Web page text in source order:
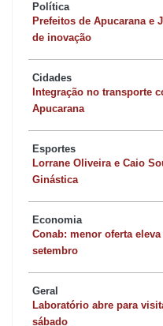
Marli de Castro explicou que
todos os filiados. O encontro
anos lutando em Apucarana
que o partido aprova a
gostaria de tê-lo mantido”,
Política
Prefeitos de Apucarana e
de inovação
Cidades
Integração no transporte
Apucarana
Esportes
Lorrane Oliveira e Caio
Ginástica
Economia
Conab: menor oferta
setembro
Geral
Laboratório abre para
sábado